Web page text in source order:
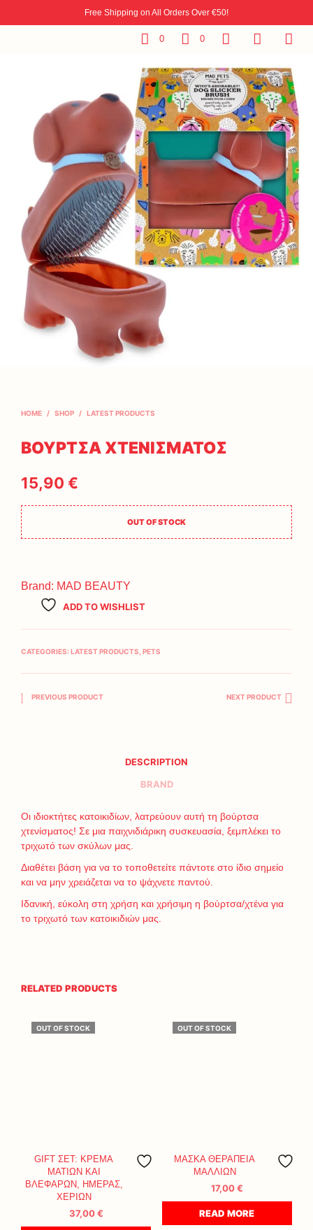
Free Shipping on All Orders Over €50!
0 0
HOME / SHOP / LATEST PRODUCTS
ΒΟΥΡΤΣΑ ΧΤΕΝΙΣΜΑΤΟΣ
15,90 €
OUT OF STOCK
Brand: MAD BEAUTY
ADD TO WISHLIST
CATEGORIES: LATEST PRODUCTS PETS
PREVIOUS PRODUCT NEXT PRODUCT
DESCRIPTION
BRAND
Οι ιδιοκτήτες κατοικιδίων, λατρεύουν αυτή τη βούρτσα
χτενίσματος! Σε μια παιχνιδιάρικη συσκευασία, ξεμπλέκει το
τριχωτό των σκύλων μας.
Διαθέτει βάση για να το τοποθετείτε πάντοτε στο ίδιο σημείο
και να μην χρειάζεται να το ψάχνετε παντού.
Ιδανική, εύκολη στη χρήση και χρήσιμη η βούρτσα/χτένα για
το τριχωτό των κατοικιδιών μας.
RELATED PRODUCTS
OUT OF STOCK
GIFT ΣΕΤ: ΚΡΕΜΑ
ΜΑΤΙΩΝ ΚΑΙ
ΒΛΕΦΑΡΩΝ, ΗΜΕΡΑΣ,
ΧΕΡΙΩΝ
37,00€
OUT OF STOCK
ΜΑΣΚΑ ΘΕΡΑΠΕΙΑ
ΜΑΛΛΙΩΝ
17,00€
READ MORE